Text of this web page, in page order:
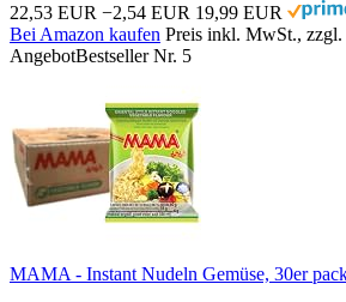
22,53 EUR −2,54 EUR 19,99 EUR
Bei Amazon kaufen Preis inkl. MwSt., zzgl.
AngebotBestseller Nr. 5
MAMA - Instant Nudeln Gemüse, 30er